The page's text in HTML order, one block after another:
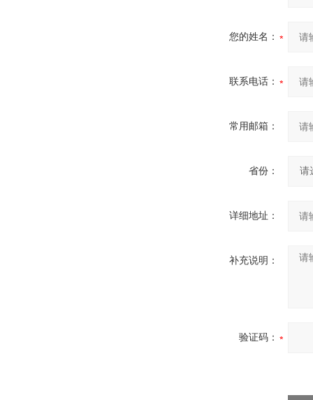
您的姓名：
联系电话：
常用邮箱：
省份：
详细地址：
补充说明：
验证码：